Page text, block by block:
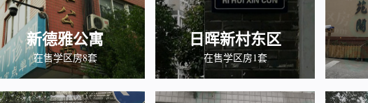
新德雅公寓
在售学区房8套
日晖新村东区
在售学区房1套